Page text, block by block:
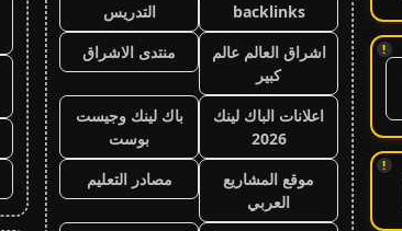
!
!
backlinks
التدريس
اشراق العالم عالم
كبير
منتدى الاشراق
اعلانات الباك لينك
2026
باك لينك وجيست
بوست
موقع المشاريع
العربي
مصادر التعليم